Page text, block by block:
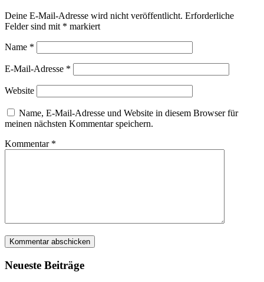
Deine E-Mail-Adresse wird nicht veröffentlicht. Erforderliche
Felder sind mit * markiert
Name *
E-Mail-Adresse *
Website
Name, E-Mail-Adresse und Website in diesem Browser für
meinen nächsten Kommentar speichern.
Kommentar *
Neueste Beiträge